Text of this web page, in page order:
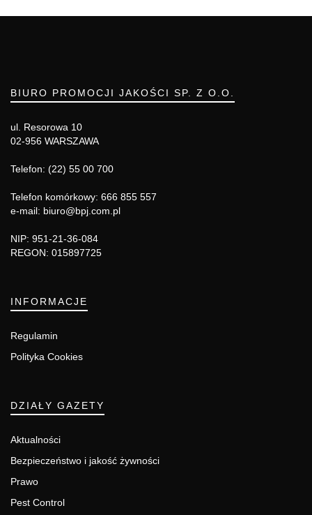
BIURO PROMOCJI JAKOŚCI SP. Z O.O.
ul. Resorowa 10
02-956 WARSZAWA
Telefon: (22) 55 00 700
Telefon komórkowy: 666 855 557
e-mail: biuro@bpj.com.pl
NIP: 951-21-36-084
REGON: 015897725
INFORMACJE
Regulamin
Polityka Cookies
DZIAŁY GAZETY
Aktualności
Bezpieczeństwo i jakość żywności
Prawo
Pest Control